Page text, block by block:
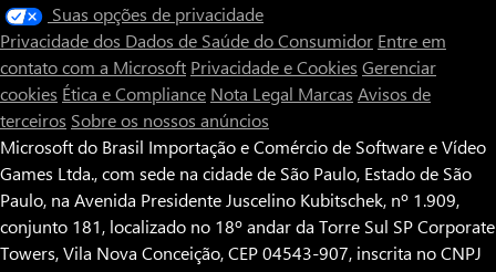
Suas opções de privacidade
Privacidade dos Dados de Saúde do Consumidor Entre em
contato com a Microsoft Privacidade e Cookies Gerenciar
cookies Ética e Compliance Nota Legal Marcas Avisos de
terceiros Sobre os nossos anúncios
Microsoft do Brasil Importação e Comércio de Software e Vídeo
Games Ltda., com sede na cidade de São Paulo, Estado de São
Paulo, na Avenida Presidente Juscelino Kubitschek, nº 1.909,
conjunto 181, localizado no 18º andar da Torre Sul SP Corporate
Towers, Vila Nova Conceição, CEP 04543-907, inscrita no CNPJ